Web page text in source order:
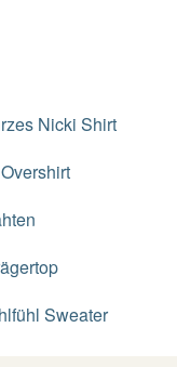
Nicki Shirt
Overshirt
Sweater